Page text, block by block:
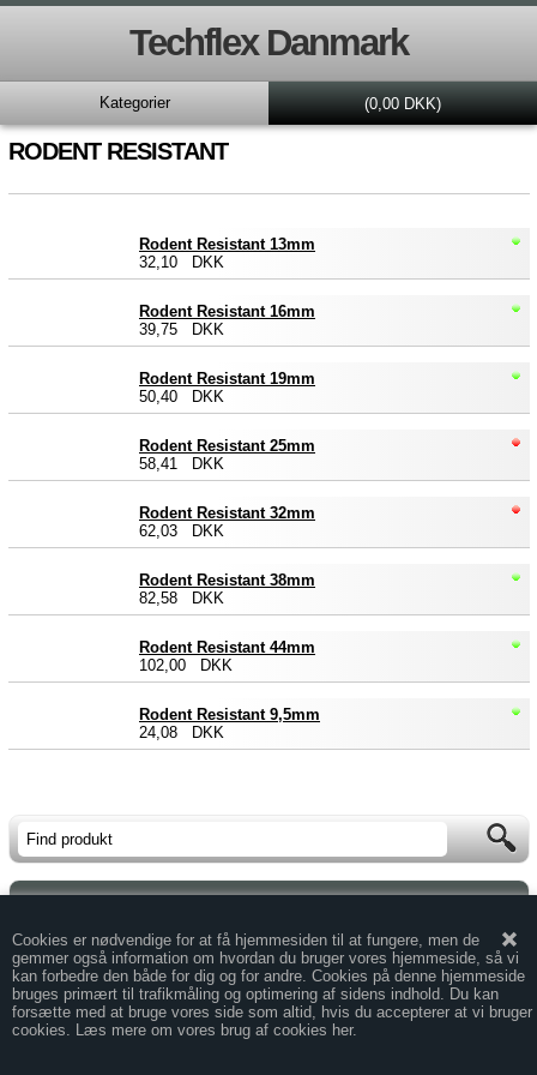
Cookies er nødvendige for at få hjemmesiden til at fungere, men de
gemmer også information om hvordan du bruger vores hjemmeside, så vi
kan forbedre den både for dig og for andre. Cookies på denne hjemmeside
bruges primært til trafikmåling og optimering af sidens indhold. Du kan
forsætte med at bruge vores side som altid, hvis du accepterer at vi bruger
cookies. Læs mere om vores brug af cookies her.
Techflex Danmark
Kategorier (0,00 DKK)
RODENT RESISTANT
Rodent Resistant 13mm
32,10 DKK
Rodent Resistant 16mm
39,75 DKK
Rodent Resistant 19mm
50,40 DKK
Rodent Resistant 25mm
58,41 DKK
Rodent Resistant 32mm
62,03 DKK
Rodent Resistant 38mm
82,58 DKK
Rodent Resistant 44mm
102,00 DKK
Rodent Resistant 9,5mm
24,08 DKK
Handelsbetingelser
Kontakt